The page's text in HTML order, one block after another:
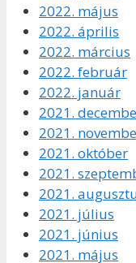
2022. május
2022. április
2022. március
2022. február
2022. január
2021.
2021.
2021. október
2021.
2021.
2021. július
2021. június
2021. május